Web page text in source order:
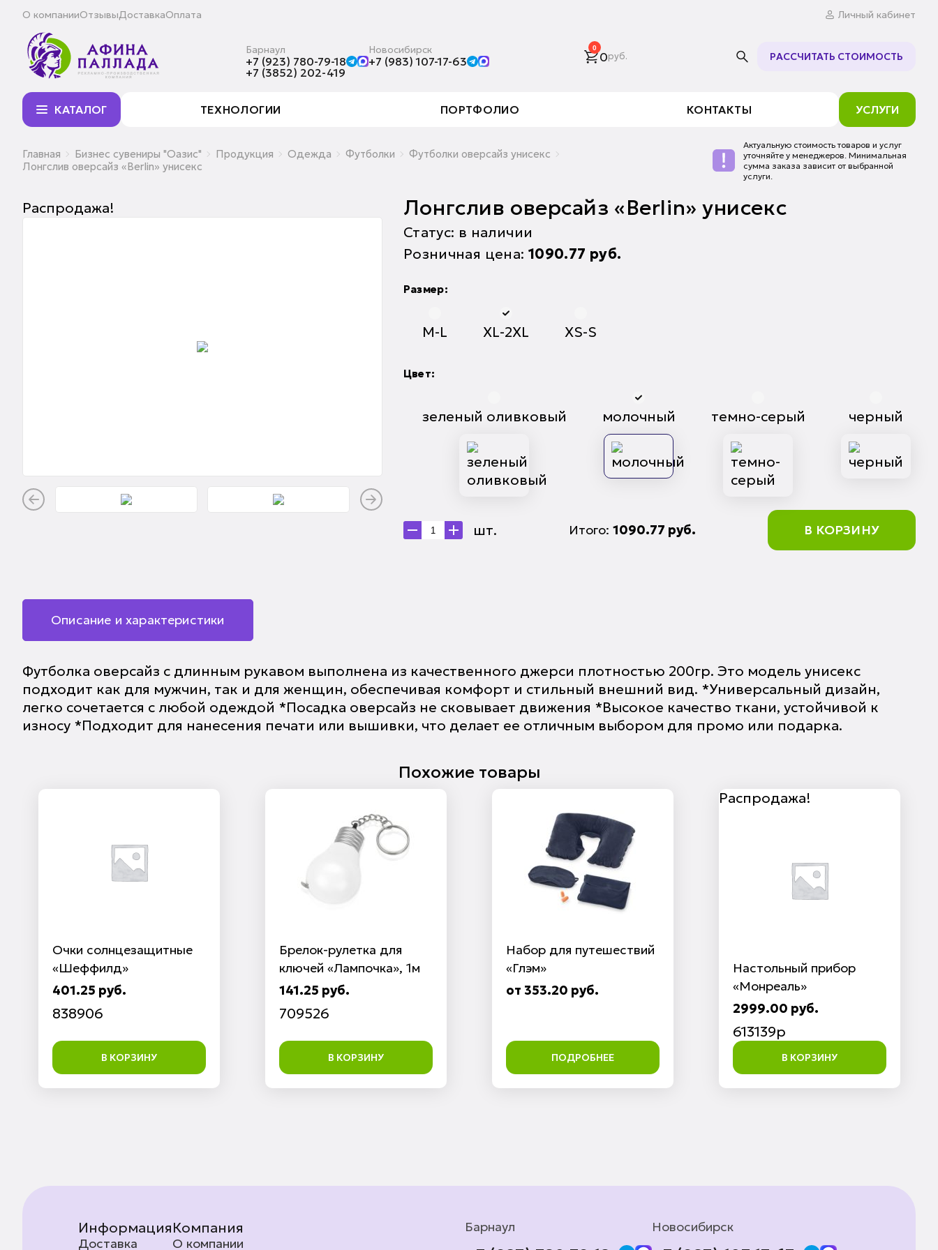
О компанииОтзывыДоставкаОплата Личный кабинет
Барнаул
+7 (923) 780-79-18
+7 (3852) 202-419
Новосибирск
+7 (983) 107-17-63
0
0руб. РАССЧИТАТЬ СТОИМОСТЬ
КАТАЛОГ ТЕХНОЛОГИИ ПОРТФОЛИО КОНТАКТЫ УСЛУГИ
Главная Бизнес сувениры "Оазис" Продукция Одежда Футболки
Футболки оверсайз унисекс
Лонгслив оверсайз «Berlin» унисекс
Актуальную стоимость товаров и услуг
уточняйте у менеджеров. Минимальная
сумма заказа зависит от выбранной
услуги.
Распродажа! Лонгслив оверсайз «Berlin» унисекс
Статус: в наличии
Розничная цена: 1090.77 руб.
Размер:
M-L XL-2XL XS-S
Цвет:
зеленый оливковый молочный темно-серый черный
шт. Итого:1090.77 руб. В КОРЗИНУ
Описание и характеристики
Футболка оверсайз с длинным рукавом выполнена из качественного джерси плотностью 200гр. Это модель унисекс
подходит как для мужчин, так и для женщин, обеспечивая комфорт и стильный внешний вид. *Универсальный дизайн,
легко сочетается с любой одеждой *Посадка оверсайз не сковывает движения *Высокое качество ткани, устойчивой к
износу *Подходит для нанесения печати или вышивки, что делает ее отличным выбором для промо или подарка.
Похожие товары
Очки солнцезащитные
«Шеффилд»
401.25 руб.
838906
В КОРЗИНУ
Брелок-рулетка для
ключей «Лампочка», 1м
141.25 руб.
709526
В КОРЗИНУ
Набор для путешествий
«Глэм»
от 353.20 руб.
ПОДРОБНЕЕ
Распродажа!
Настольный прибор
«Монреаль»
2999.00 руб.
613139p
В КОРЗИНУ
Информация
Доставка
Компания
О компании
Барнаул Новосибирск